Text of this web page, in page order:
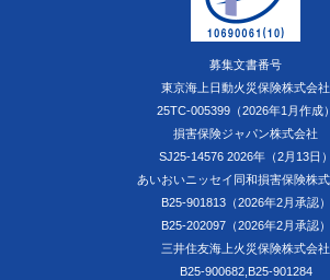
募集文書番号
東京海上日動火災保険株式会社
25TC-005399（2026年1月作成）
損害保険ジャパン株式会社
SJ25-14576 2026年（2月13日）
あいおいニッセイ同和損害保険株
B25-901813（2026年2月承認）
B25-202097（2026年2月承認）
三井住友海上火災保険株式会社
B25-900682,B25-901284